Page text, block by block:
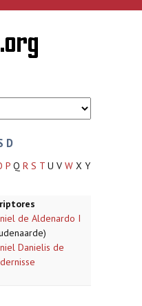
D
P Q R S T U V W X Y
de Aldenardo I
Danielis de